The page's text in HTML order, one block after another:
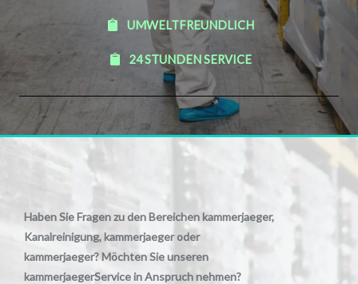
UMWELTFREUNDLICH
24 STUNDEN SERVICE
Haben Sie Fragen zu den Bereichen kammerjaeger,
Kanalreinigung, kammerjaeger oder
kammerjaeger? Möchten Sie unseren
kammerjaegerService in Anspruch nehmen?